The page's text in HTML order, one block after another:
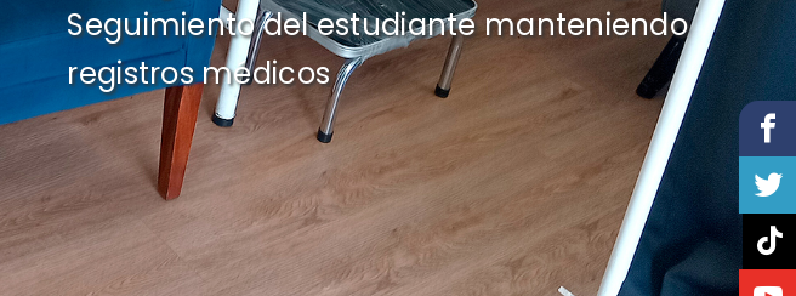
Seguimiento del estudiante manteniendo
registros médicos